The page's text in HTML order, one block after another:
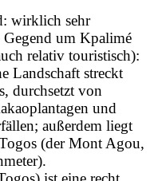
wirklich sehr
um Kpalimé
relativ touristisch):
Landschaft streckt
durchsetzt von
und
außerdem liegt
(der Mont Agou,